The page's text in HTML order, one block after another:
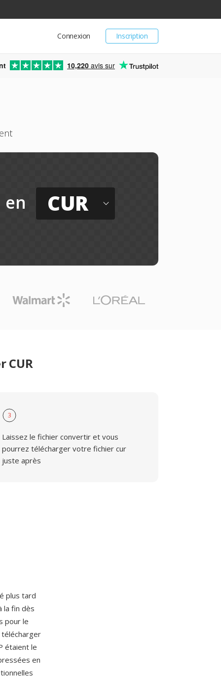
Inscription
Connexion
10,220 avis sur
en CUR
CUR
3
Laissez le fichier convertir et vous
pourrez télécharger votre fichier cur
juste après
plus tard
la fin dès
pour le
étaient le
en